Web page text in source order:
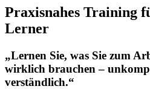
Praxisnahes Training
Lerner
„Lernen Sie, was Sie zum
wirklich brauchen –
verständlich.“